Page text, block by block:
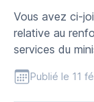
Vous avez ci-
relative au
services du
Publié le 11